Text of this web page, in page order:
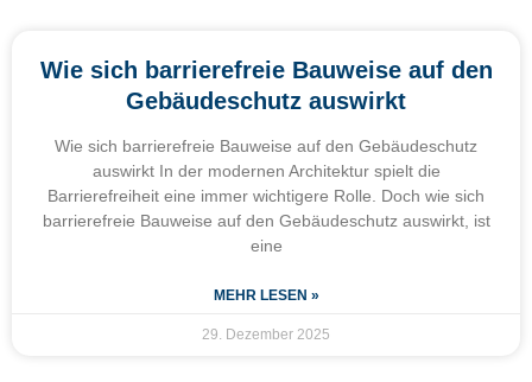
Wie sich barrierefreie Bauweise auf den
Gebäudeschutz auswirkt
Wie sich barrierefreie Bauweise auf den Gebäudeschutz
auswirkt In der modernen Architektur spielt die
Barrierefreiheit eine immer wichtigere Rolle. Doch wie sich
barrierefreie Bauweise auf den Gebäudeschutz auswirkt, ist
eine
MEHR LESEN »
29. Dezember 2025